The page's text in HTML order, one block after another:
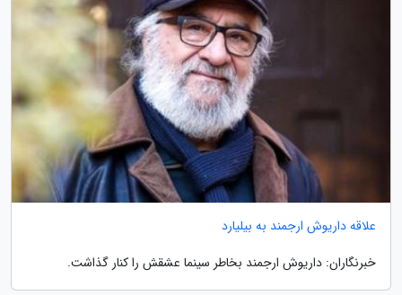
علاقه داریوش ارجمند به بیلیارد
خبرنگاران: داریوش ارجمند بخاطر سینما عشقش را کنار گذاشت.